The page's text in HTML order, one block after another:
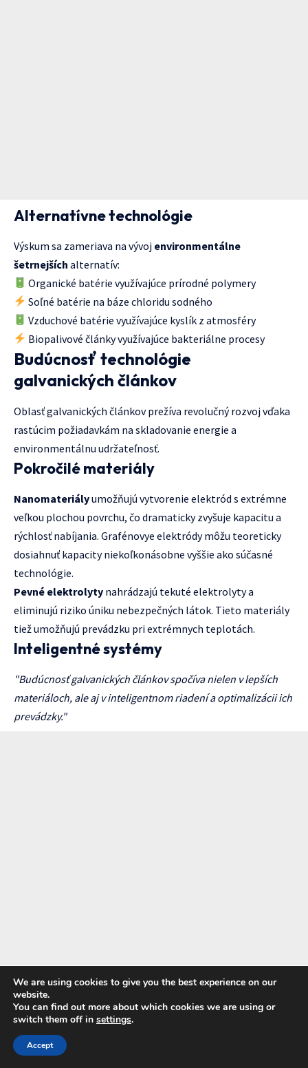
Alternatívne technológie
Výskum sa zameriava na vývoj environmentálne
šetrnejších alternatív:
Organické batérie využívajúce prírodné polymery
Soľné batérie na báze chloridu sodného
Vzduchové batérie využívajúce kyslík z atmosféry
Biopalivové články využívajúce bakteriálne procesy
Budúcnosť technológie
galvanických článkov
Oblasť galvanických článkov prežíva revolučný rozvoj vďaka
rastúcim požiadavkám na skladovanie energie a
environmentálnu udržateľnosť.
Pokročilé materiály
Nanomateriályumožňujú vytvorenie elektród s extrémne
veľkou plochou povrchu, čo dramaticky zvyšuje kapacitu a
rýchlosť nabíjania. Grafénovye elektródy môžu teoreticky
dosiahnuť kapacity niekoľkonásobne vyššie ako súčasné
technológie.
Pevné elektrolyty nahrádzajú tekuté elektrolyty a
eliminujú riziko úniku nebezpečných látok. Tieto materiály
tiež umožňujú prevádzku pri extrémnych teplotách.
Inteligentné systémy
"Budúcnosť galvanických článkov spočíva nielen v lepších
materiáloch, ale aj v inteligentnom riadení a optimalizácii ich
prevádzky."
Smart batérie
We are using cookies to give you the best experience on our
website.
You can find out more about which cookies we are using or
switch them off in settings.
Accept